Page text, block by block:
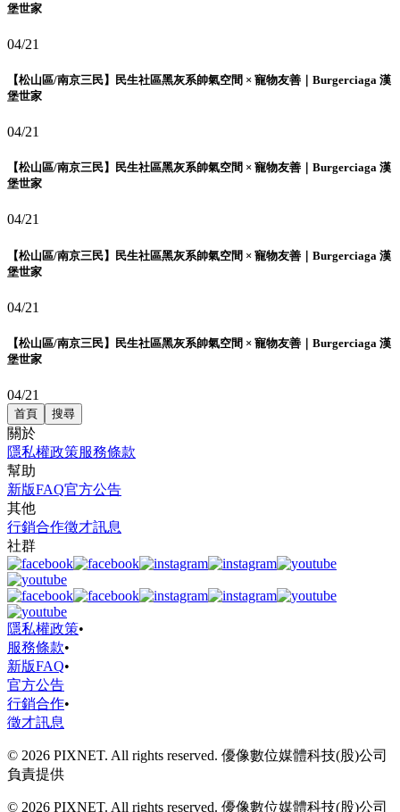
堡世家
04/21
【松山區/南京三民】民生社區黑灰系帥氣空間 × 寵物友善｜Burgerciaga 漢
堡世家
04/21
【松山區/南京三民】民生社區黑灰系帥氣空間 × 寵物友善｜Burgerciaga 漢
堡世家
04/21
【松山區/南京三民】民生社區黑灰系帥氣空間 × 寵物友善｜Burgerciaga 漢
堡世家
04/21
【松山區/南京三民】民生社區黑灰系帥氣空間 × 寵物友善｜Burgerciaga 漢
堡世家
04/21
首頁 搜尋
關於
隱私權政策服務條款
幫助
新版FAQ官方公告
其他
行銷合作徵才訊息
社群
隱私權政策•
服務條款•
新版FAQ•
官方公告
行銷合作•
徵才訊息
© 2026 PIXNET. All rights reserved. 優像數位媒體科技(股)公司
負責提供
© 2026 PIXNET. All rights reserved. 優像數位媒體科技(股)公司